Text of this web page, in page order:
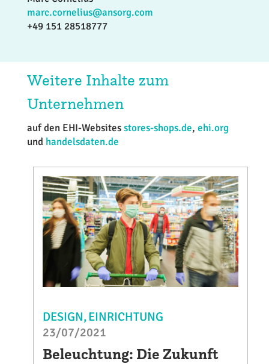
marc.cornelius@ansorg.com
+49 151 28518777
Weitere Inhalte zum
Unternehmen
auf den EHI-Websitesstores-shops.de, ehi.org
und handelsdaten.de
DESIGN EINRICHTUNG
23/07/2021
Beleuchtung: Die Zukunft